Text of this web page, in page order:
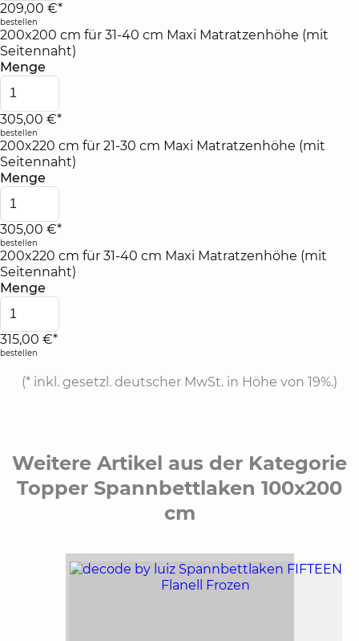
209,00 €*
bestellen
200x200 cm für 31-40 cm Maxi Matratzenhöhe (mit
Seitennaht)
Menge
305,00 €*
bestellen
200x220 cm für 21-30 cm Maxi Matratzenhöhe (mit
Seitennaht)
Menge
305,00 €*
bestellen
200x220 cm für 31-40 cm Maxi Matratzenhöhe (mit
Seitennaht)
Menge
315,00 €*
bestellen
(* inkl. gesetzl. deutscher MwSt. in Höhe von 19%.)
Weitere Artikel aus der Kategorie
Topper Spannbettlaken 100x200
cm